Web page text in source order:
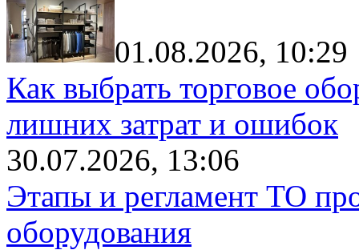
01.08.2026, 10:29
Как выбрать торговое
лишних затрат и ошибок
30.07.2026, 13:06
Этапы и регламент ТО
оборудования